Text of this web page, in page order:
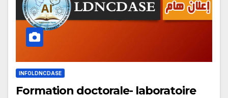
INFOLDNCDASE
Formation doctorale- laboratoire